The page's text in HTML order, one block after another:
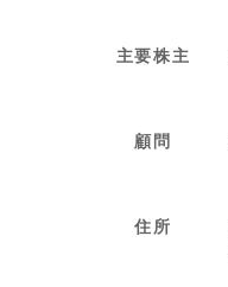
主要株主
顧問
住所